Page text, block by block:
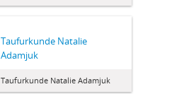
Taufurkunde Natalie
Adamjuk
Taufurkunde Natalie Adamjuk